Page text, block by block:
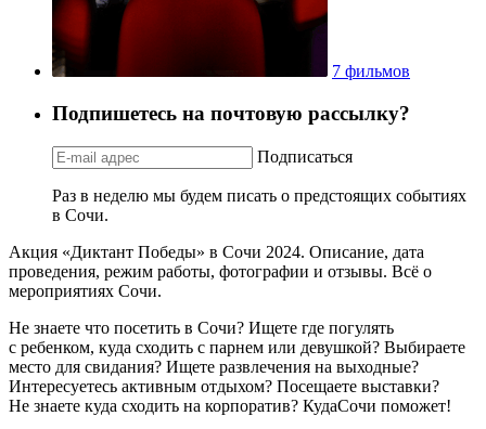
7 фильмов
Подпишетесь на почтовую рассылку?
Подписаться
Раз в неделю мы будем писать о предстоящих событиях
в Сочи.
Акция «Диктант Победы» в Сочи 2024. Описание, дата
проведения, режим работы, фотографии и отзывы. Всё о
мероприятиях Сочи.
Не знаете что посетить в Сочи? Ищете где погулять
с ребенком, куда сходить с парнем или девушкой? Выбираете
место для свидания? Ищете развлечения на выходные?
Интересуетесь активным отдыхом? Посещаете выставки?
Не знаете куда сходить на корпоратив? КудаСочи поможет!